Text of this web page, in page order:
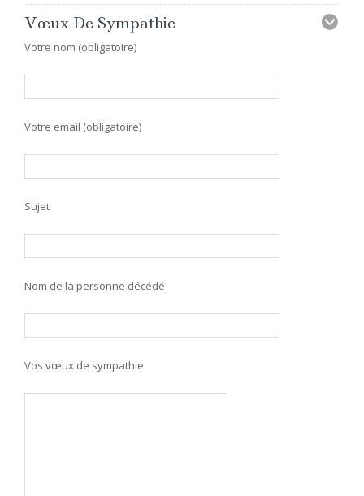
Vœux De Sympathie
Votre nom (obligatoire)
Votre email (obligatoire)
Sujet
Nom de la personne décédé
Vos vœux de sympathie